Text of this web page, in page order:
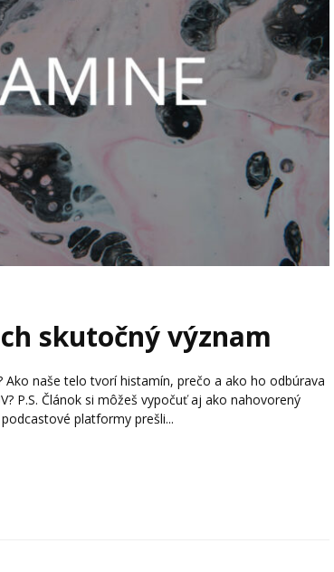
skutočný význam
naše telo tvorí histamín, prečo a ako ho odbúrava
P.S. Článok si môžeš vypočuť aj ako nahovorený
platformy prešli...